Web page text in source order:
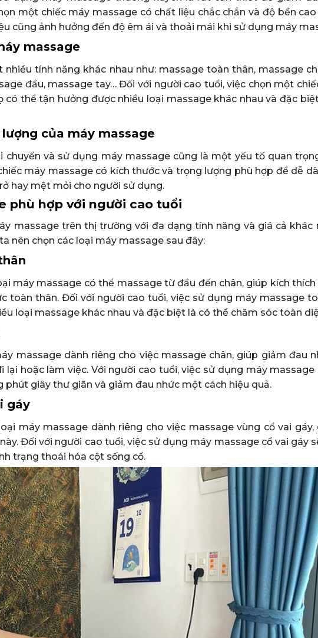
một chiếc máy massage có chất liệu chắc chắn và độ bền
cũng ảnh hưởng đến độ êm ái và thoải mái khi sử dụng máy
massage
nhiều tính năng khác nhau như: massage toàn thân, massage
đầu, massage tay… Đối với người cao tuổi, việc chọn một
có thể tận hưởng được nhiều loại massage khác nhau và đặc
của máy massage
chuyển và sử dụng máy massage cũng là một yếu tố quan
máy massage có kích thước và trọng lượng phù hợp để dễ
hay mệt mỏi cho người sử dụng.
phù hợp với người cao tuổi
massage trên thị trường với đa dạng tính năng và giá cả khác
nên chọn các loại máy massage sau đây:
máy massage có thể massage từ đầu đến chân, giúp kích
toàn thân. Đối với người cao tuổi, việc sử dụng máy massage
loại massage khác nhau và đặc biệt là có thể chăm sóc toàn
massage dành riêng cho việc massage chân, giúp giảm đau
lại hoặc làm việc. Với người cao tuổi, việc sử dụng máy massage
phút giây thư giãn và giảm đau nhức một cách hiệu quả.
gáy
máy massage dành riêng cho việc massage vùng cổ vai
Đối với người cao tuổi, việc sử dụng máy massage cổ vai gáy
trạng thoái hóa cột sống cổ.